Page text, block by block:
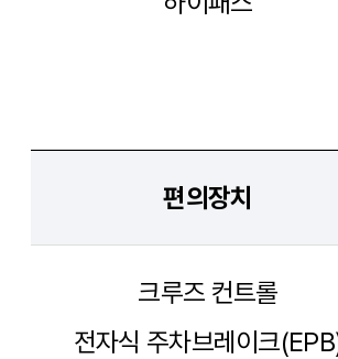
편의장치
크루즈 컨트롤
전자식 주차브레이크